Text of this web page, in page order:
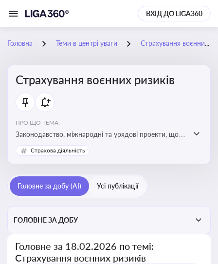
ВХІД ДО LIGA360
Головна Теми в центрі уваги Страхування воєнних ризиків
Страхування воєнних ризиків
ПРО ЩО ТЕМА:
Законодавство, міжнародні та урядові проекти, що
визначають та знижують воєнні ризики для власників
майна, боржників та кредиторів
Страхова діяльність
Головне за добу (AI) Усі публікації
ГОЛОВНЕ ЗА ДОБУ
Головне за 18.02.2026 по темі:
Страхування воєнних ризиків